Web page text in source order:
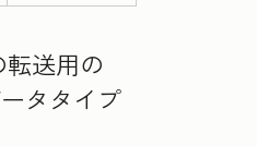
転送用の
タタイプ